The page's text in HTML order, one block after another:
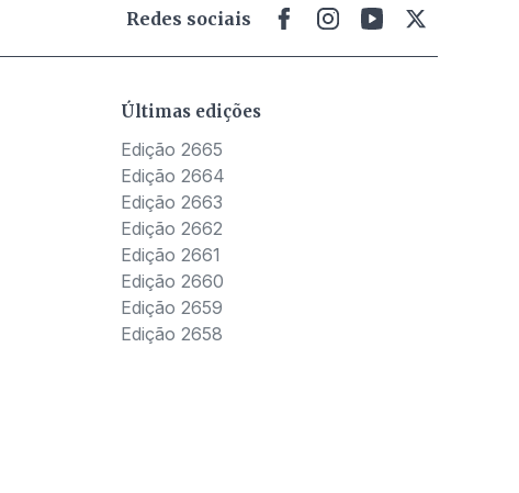
Redes sociais
Últimas edições
Edição 2665
Edição 2664
Edição 2663
Edição 2662
Edição 2661
Edição 2660
Edição 2659
Edição 2658